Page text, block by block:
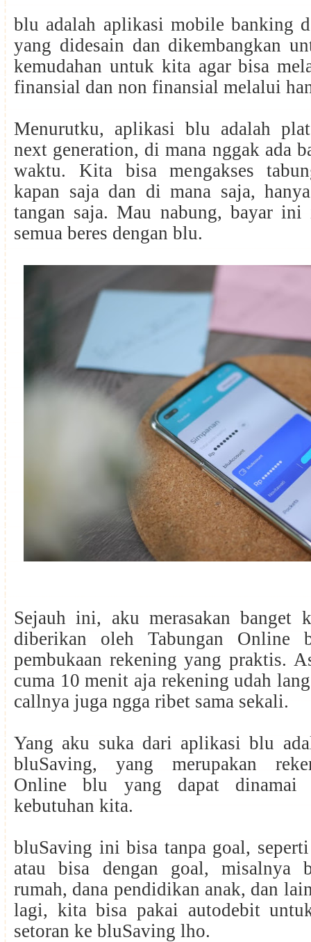
blu adalah aplikasi mobile banking
yang didesain dan dikembangkan
kemudahan untuk kita agar bisa
finansial dan non finansial melalui
Menurutku, aplikasi blu adalah
next generation, di mana nggak ada
waktu. Kita bisa mengakses
kapan saja dan di mana saja,
tangan saja. Mau nabung, bayar
semua beres dengan blu.
Sejauh ini, aku merasakan banget
diberikan oleh Tabungan
pembukaan rekening yang praktis.
cuma 10 menit aja rekening udah
callnya juga ngga ribet sama sekali.
Yang aku suka dari aplikasi blu
bluSaving, yang merupakan
Online blu yang dapat dinamai
kebutuhan kita.
bluSaving ini bisa tanpa goal,
atau bisa dengan goal, misalnya
rumah, dana pendidikan anak, dan
lagi, kita bisa pakai autodebit
setoran ke bluSaving lho.